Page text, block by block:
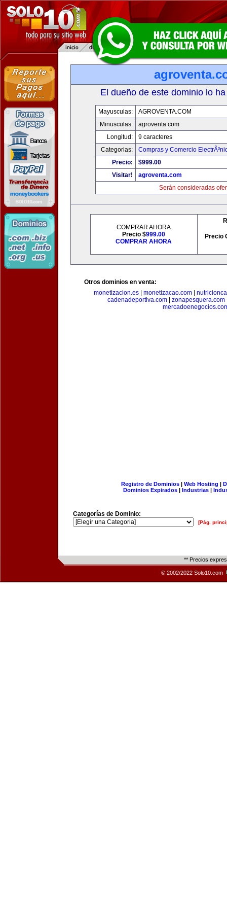
El dueño de este dominio lo
Mayusculas:
AGROVENTA.COM
Minusculas:
agroventa.com
Longitud:
9 caracteres
Categorias:
Compras y Comercio
Precio:
$999.00
Visitar!
agroventa.com
Serán consideradas
COMPRAR AHORA
Precio $999.00
COMPRAR AHORA
Precio
Otros dominios en venta:
monetizacion.es| monetizacao.com|
cadenadeportiva.com
zonapesquera.com
Registro de Dominios| Web Hosting |
Dominios Expirados | Industrias |
Categorías de Dominio:
[Pág.
** Precios
© 2002/2022 Solo10.com